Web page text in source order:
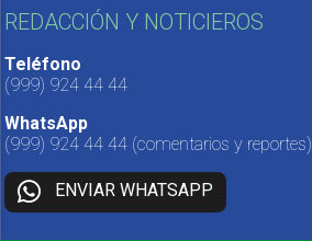
REDACCIÓN Y NOTICIEROS
Teléfono
(999) 924 44 44
WhatsApp
(999) 924 44 44 (comentarios y reportes)
ENVIAR WHATSAPP